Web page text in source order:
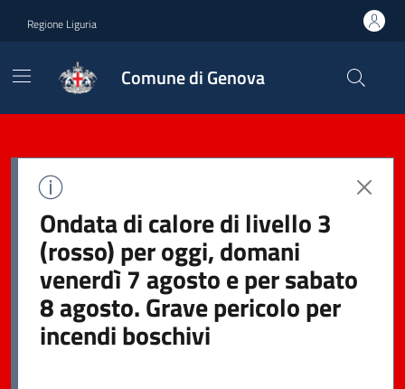
Regione Liguria
Comune di Genova
Ondata di calore di livello 3
(rosso) per oggi, domani
venerdì 7 agosto e per sabato
8 agosto. Grave pericolo per
incendi boschivi